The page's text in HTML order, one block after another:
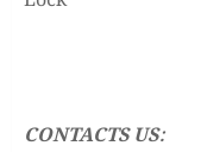
CONTACTS US: